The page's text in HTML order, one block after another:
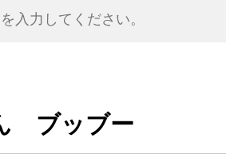
ブッブー